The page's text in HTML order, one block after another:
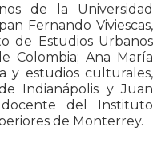
de la Universidad
Fernando Viviescas,
de Estudios Urbanos
Colombia; Ana María
y estudios culturales,
Indianápolis y Juan
docente del Instituto
de Monterrey.